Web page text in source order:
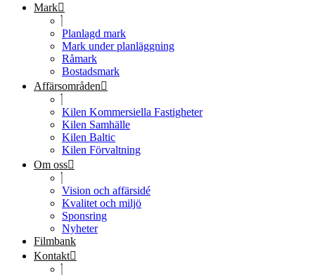
Mark
Planlagd mark
Mark under planläggning
Råmark
Bostadsmark
Affärsområden
Kilen Kommersiella Fastigheter
Kilen Samhälle
Kilen Baltic
Kilen Förvaltning
Om oss
Vision och affärsidé
Kvalitet och miljö
Sponsring
Nyheter
Filmbank
Kontakt